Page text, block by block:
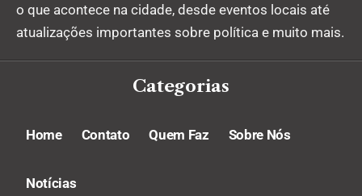
o que acontece na cidade, desde eventos locais até
atualizações importantes sobre política e muito mais.
Categorias
Home Contato Quem Faz Sobre Nós
Notícias